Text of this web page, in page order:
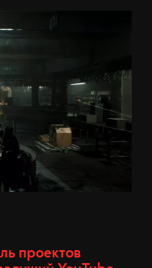
проектов